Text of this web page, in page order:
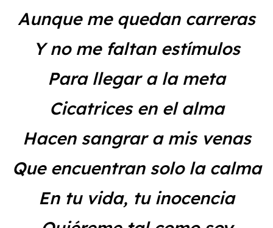
Aunque me quedan carreras
Y no me faltan estímulos
Para llegar a la meta
Cicatrices en el alma
Hacen sangrar a mis venas
Que encuentran solo la calma
En tu vida, tu inocencia